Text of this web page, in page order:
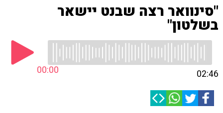
"סינוואר רצה שבנט יישאר
בשלטון"
00:00 02:46